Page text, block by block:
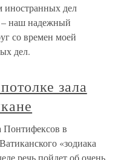
иностранных дел
наш надежный
со времен моей
дел.
зала
Понтифексов в
«зодиака
речь пойдет об очень